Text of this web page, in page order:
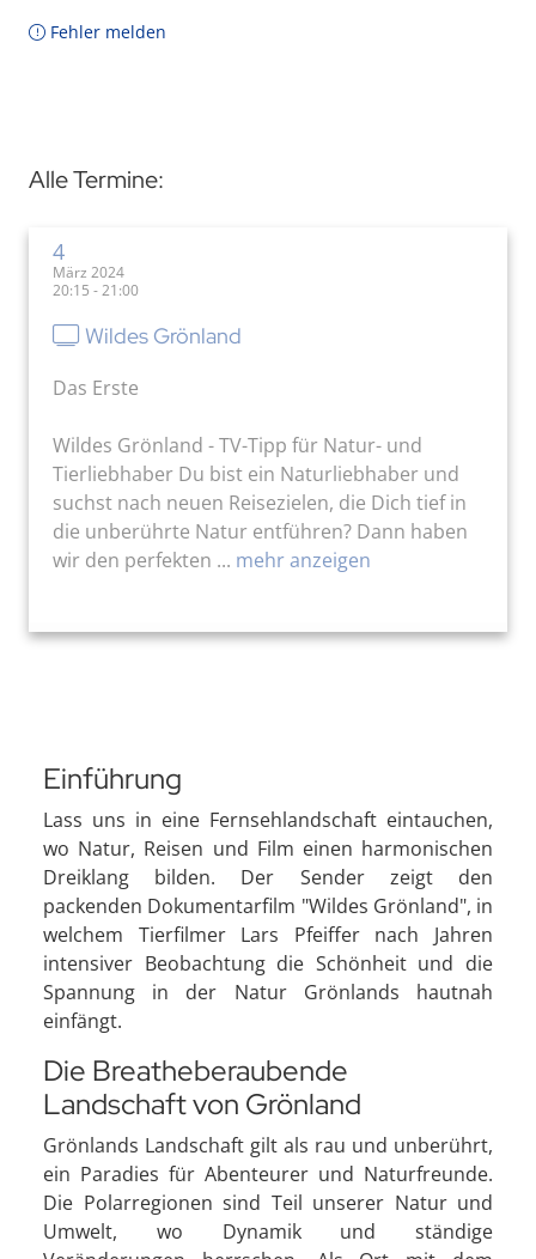
Fehler melden
Alle Termine:
4
März 2024
20:15 - 21:00
Wildes Grönland
Das Erste
Wildes Grönland - TV-Tipp für Natur- und
Tierliebhaber Du bist ein Naturliebhaber und
suchst nach neuen Reisezielen, die Dich tief in
die unberührte Natur entführen? Dann haben
wir den perfekten ... mehr anzeigen
Einführung
Lass uns in eine Fernsehlandschaft eintauchen,
wo Natur, Reisen und Film einen harmonischen
Dreiklang bilden. Der Sender zeigt den
packenden Dokumentarfilm "Wildes Grönland", in
welchem Tierfilmer Lars Pfeiffer nach Jahren
intensiver Beobachtung die Schönheit und die
Spannung in der Natur Grönlands hautnah
einfängt.
Die Breatheberaubende
Landschaft von Grönland
Grönlands Landschaft gilt als rau und unberührt,
ein Paradies für Abenteurer und Naturfreunde.
Die Polarregionen sind Teil unserer Natur und
Umwelt, wo Dynamik und ständige